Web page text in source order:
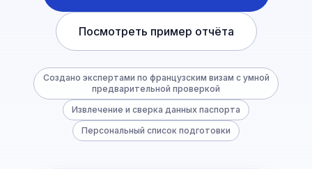
Посмотреть пример отчёта
Создано экспертами по французским визам с умной
предварительной проверкой
Извлечение и сверка данных паспорта
Персональный список подготовки